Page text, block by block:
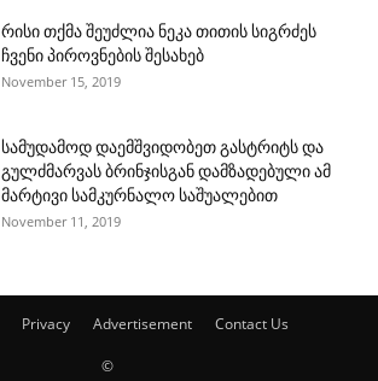
რისი თქმა შეუძლია ნეკა თითის სიგრძეს
ჩვენი პიროვნების შესახებ
November 15, 2019
სამუდამოდ დაემშვიდობეთ გასტრიტს და
გულძმარვას ბრინჯისგან დამზადებული ამ
მარტივი სამკურნალო საშუალებით
November 11, 2019
Privacy Advertisement Contact Us
©